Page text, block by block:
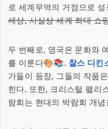
로 세계무역의 거점으로
세상, 사실상 세계 최대 쇼
두 번째로, 영국은 문화와
를 이룬다🎨📚. 찰스 디킨
가들이 등장, 그들의 작품
힌다. 또한, 크리스털 팰리
람회는 현대의 박람회 개